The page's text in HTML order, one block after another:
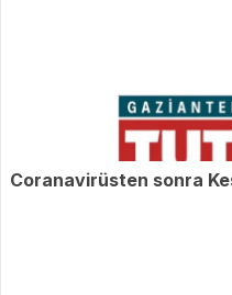
Coranavirüsten sonra